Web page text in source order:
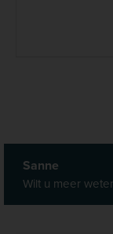
Sanne
Wilt u meer